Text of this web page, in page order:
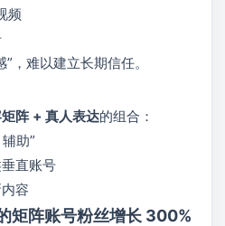
频
，难以建立长期信任。
阵 + 真人表达的组合：
助”
直账号
容
矩阵账号粉丝增长 300%